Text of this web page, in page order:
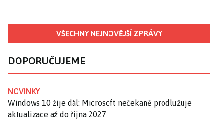
VŠECHNY NEJNOVĚJŠÍ ZPRÁVY
DOPORUČUJEME
NOVINKY
Windows 10 žije dál: Microsoft nečekaně prodlužuje
aktualizace až do října 2027